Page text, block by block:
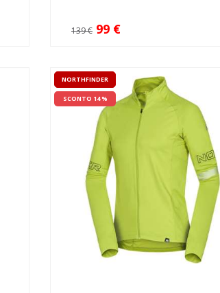
139 € 99 €
NORTHFINDER
SCONTO 14 %